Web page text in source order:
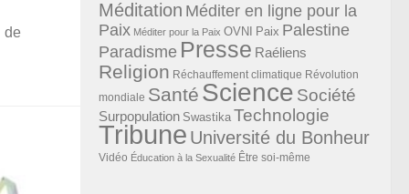
de
Méditation Méditer en ligne pour la
Paix Méditer pour la Paix OVNI Paix Palestine
Paradisme Presse Raéliens
Religion Réchauffement climatique Révolution
mondiale Santé Science Société
Surpopulation Swastika Technologie
Tribune Université du Bonheur
Vidéo Éducation à la Sexualité Être soi-même